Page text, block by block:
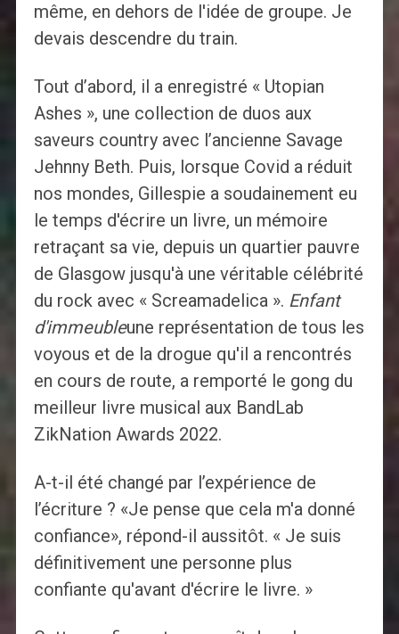
même, en dehors de l'idée de groupe. Je
devais descendre du train.
Tout d’abord, il a enregistré « Utopian
Ashes », une collection de duos aux
saveurs country avec l’ancienne Savage
Jehnny Beth. Puis, lorsque Covid a réduit
nos mondes, Gillespie a soudainement eu
le temps d'écrire un livre, un mémoire
retraçant sa vie, depuis un quartier pauvre
de Glasgow jusqu'à une véritable célébrité
du rock avec « Screamadelica ». Enfant
d'immeubleune représentation de tous les
voyous et de la drogue qu'il a rencontrés
en cours de route, a remporté le gong du
meilleur livre musical aux BandLab
ZikNation Awards 2022.
A-t-il été changé par l’expérience de
l’écriture ? «Je pense que cela m'a donné
confiance», répond-il aussitôt. « Je suis
définitivement une personne plus
confiante qu'avant d'écrire le livre. »